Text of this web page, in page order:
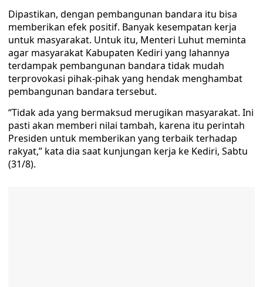
Dipastikan, dengan pembangunan bandara itu bisa
memberikan efek positif. Banyak kesempatan kerja
untuk masyarakat. Untuk itu, Menteri Luhut meminta
agar masyarakat Kabupaten Kediri yang lahannya
terdampak pembangunan bandara tidak mudah
terprovokasi pihak-pihak yang hendak menghambat
pembangunan bandara tersebut.
“Tidak ada yang bermaksud merugikan masyarakat. Ini
pasti akan memberi nilai tambah, karena itu perintah
Presiden untuk memberikan yang terbaik terhadap
rakyat,” kata dia saat kunjungan kerja ke Kediri, Sabtu
(31/8).